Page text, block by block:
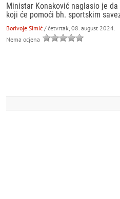
Ministar Konaković naglasio je
koji će pomoći bh. sportskim
Borivoje Simić / četvrtak, 08. august 2024.
Nema ocjena